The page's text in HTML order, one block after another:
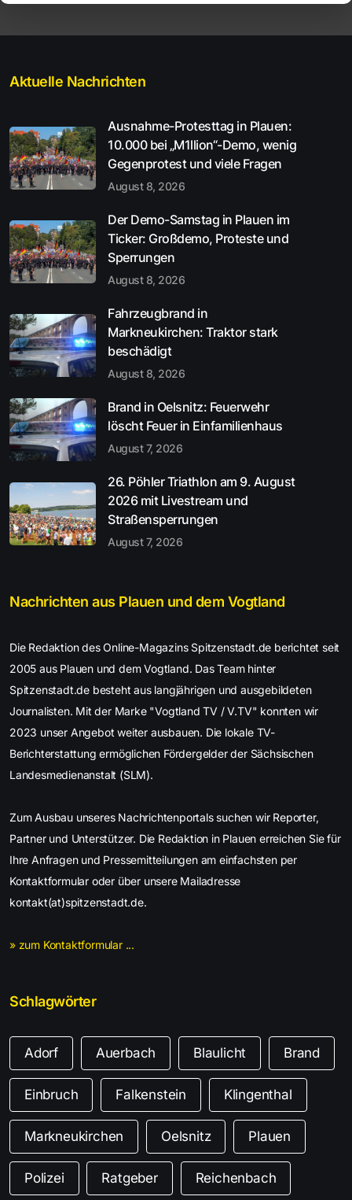
Aktuelle Nachrichten
Ausnahme-Protesttag in Plauen:
10.000 bei „M1llion“-Demo, wenig
Gegenprotest und viele Fragen
August 8, 2026
Der Demo-Samstag in Plauen im
Ticker: Großdemo, Proteste und
Sperrungen
August 8, 2026
Fahrzeugbrand in
Markneukirchen: Traktor stark
beschädigt
August 8, 2026
Brand in Oelsnitz: Feuerwehr
löscht Feuer in Einfamilienhaus
August 7, 2026
26. Pöhler Triathlon am 9. August
2026 mit Livestream und
Straßensperrungen
August 7, 2026
Nachrichten aus Plauen und dem Vogtland
Die Redaktion des Online-Magazins Spitzenstadt.de berichtet seit
2005 aus Plauen und dem Vogtland. Das Team hinter
Spitzenstadt.de besteht aus langjährigen und ausgebildeten
Journalisten. Mit der Marke "Vogtland TV / V.TV" konnten wir
2023 unser Angebot weiter ausbauen. Die lokale TV-
Berichterstattung ermöglichen Fördergelder der Sächsischen
Landesmedienanstalt (SLM).
Zum Ausbau unseres Nachrichtenportals suchen wir Reporter,
Partner und Unterstützer. Die Redaktion in Plauen erreichen Sie für
Ihre Anfragen und Pressemitteilungen am einfachsten per
Kontaktformular oder über unsere Mailadresse
kontakt(at)spitzenstadt.de.
» zum Kontaktformular ...
Schlagwörter
Adorf Auerbach Blaulicht Brand
Einbruch Falkenstein Klingenthal
Markneukirchen Oelsnitz Plauen
Polizei Ratgeber Reichenbach